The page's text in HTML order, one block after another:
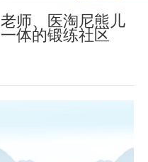
师、医淘尼熊儿
体的锻练社区